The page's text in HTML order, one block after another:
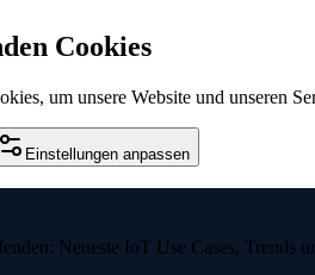
Cookies
um unsere Website und unseren
Einstellungen anpassen
Neueste IoT Use Cases, Trends